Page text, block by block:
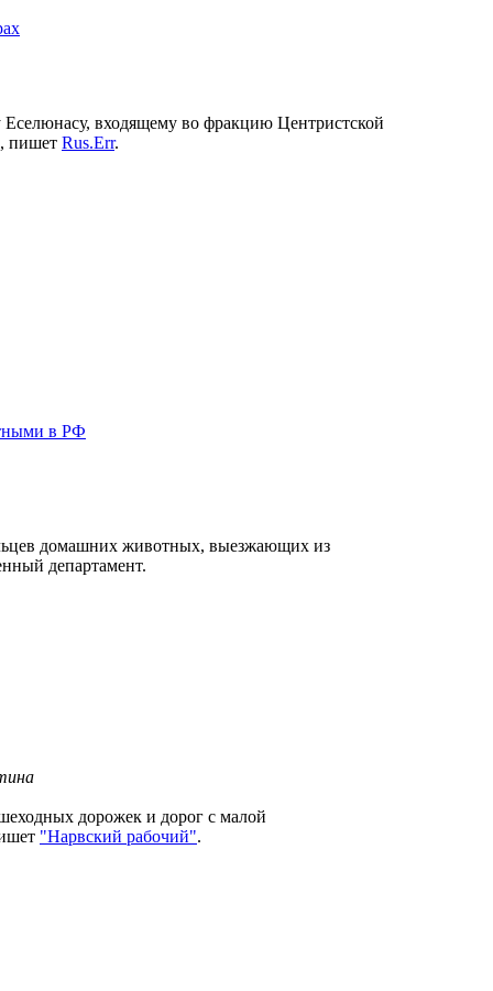
Еселюнасу, входящему во фракцию Центристской
пишет Rus.Err.
в РФ
домашних животных, выезжающих из
департамент.
дорожек и дорог с малой
"Нарвский рабочий".